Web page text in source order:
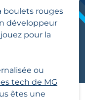
boulets rouges
développeur
pour la
ou
tech de MG
êtes une